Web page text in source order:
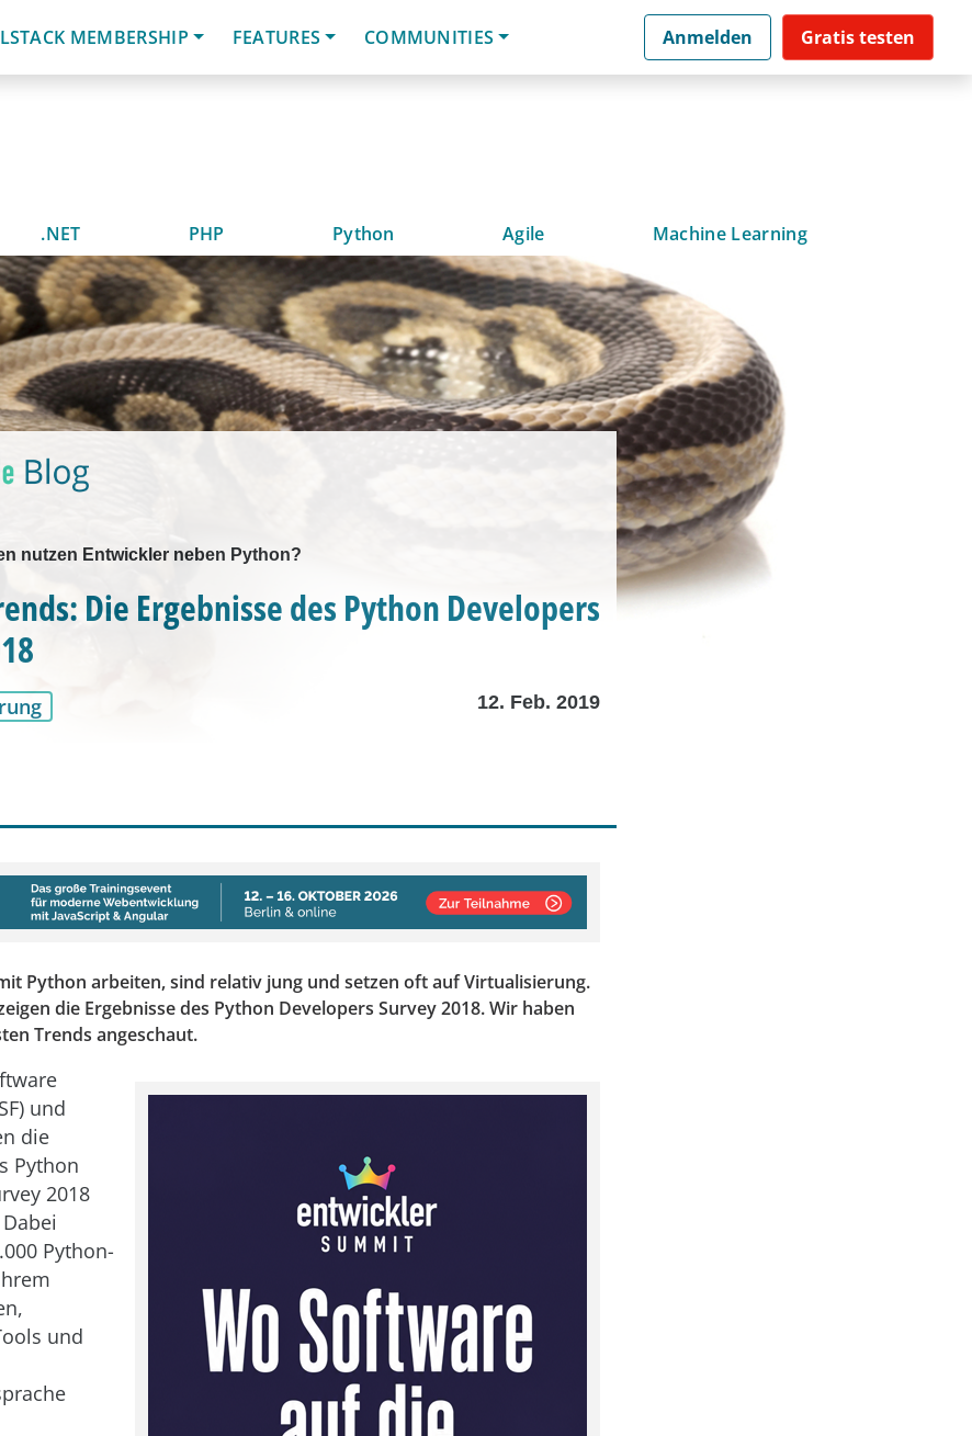
MEMBERSHIP FEATURES COMMUNITIES Anmelden Gratis testen
.NET PHP Python Agile Machine Learning
nutzen Entwickler neben Python?
Die Ergebnisse des Python Developers
12. Feb. 2019
Python arbeiten, sind relativ jung und setzen oft auf Virtualisierung.
die Ergebnisse des Python Developers Survey 2018. Wir haben
Trends angeschaut.
und
die
Python
2018
Python-
und